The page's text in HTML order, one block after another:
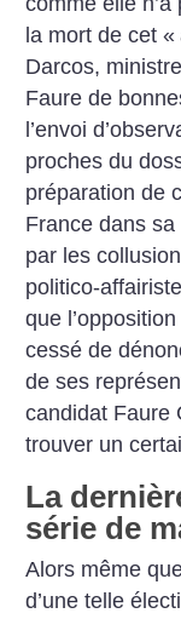
la mort de cet «
Darcos,
Faure de
l’envoi
proches du
préparation de
France dans
par les
politico-
que
cessé de
de ses
candidat Faure
trouver un
La
série de
Alors même
d’une telle